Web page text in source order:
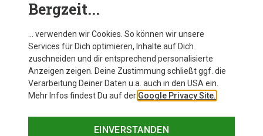
Marken wieDynafit, Maloja oder Odlo
Bergzeit...
… verwenden wir Cookies. So können wir unsere
Services für Dich optimieren, Inhalte auf Dich
zuschneiden und dir entsprechend personalisierte
Anzeigen zeigen. Deine Zustimmung schließt ggf. die
Verarbeitung Deiner Daten u.a. auch in den USA ein.
Mehr Infos findest Du auf der Google Privacy Site.
EINVERSTANDEN